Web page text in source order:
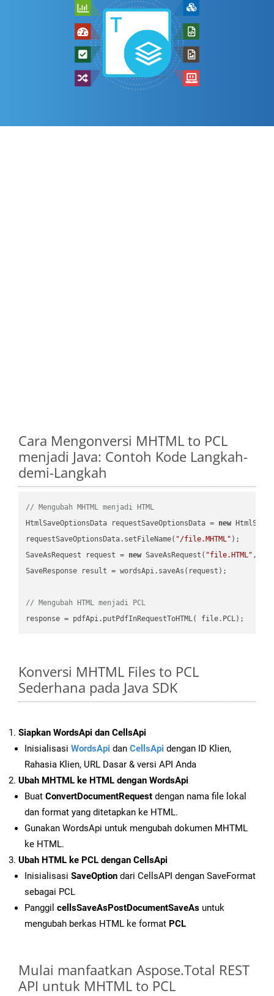
Cara Mengonversi MHTML to PCL
menjadi Java: Contoh Kode Langkah-
demi-Langkah
// Mengubah MHTML menjadi HTML
HtmlSaveOptionsData requestSaveOptionsData = new
requestSaveOptionsData.setFileName( "/file.MHTML" );
SaveAsRequest request = new SaveAsRequest( "file.HTML"
SaveResponse result = wordsApi.saveAs(request);
// Mengubah HTML menjadi PCL
Konversi MHTML Files to PCL
Sederhana pada Java SDK
Siapkan WordsApi dan CellsApi
Inisialisasi WordsApi dan CellsApi dengan ID Klien,
Rahasia Klien, URL Dasar & versi API Anda
Ubah MHTML ke HTML dengan WordsApi
Buat ConvertDocumentRequest dengan nama file lokal
dan format yang ditetapkan ke HTML.
Gunakan WordsApi untuk mengubah dokumen MHTML
ke HTML.
Ubah HTML ke PCL dengan CellsApi
Inisialisasi SaveOption dari CellsAPI dengan SaveFormat
sebagai PCL
Panggil cellsSaveAsPostDocumentSaveAs untuk
mengubah berkas HTML ke format PCL
Mulai manfaatkan Aspose.Total REST
API untuk MHTML to PCL